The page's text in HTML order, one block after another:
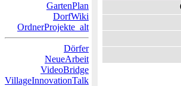
GartenPlan
DorfWiki
OrdnerProjekte_alt
Dörfer
NeueArbeit
VideoBridge
VillageInnovationTalk